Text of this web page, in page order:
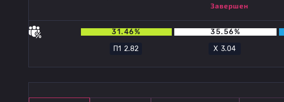
Завершен
31.46% 35.56%
П12.82 Х 3.04